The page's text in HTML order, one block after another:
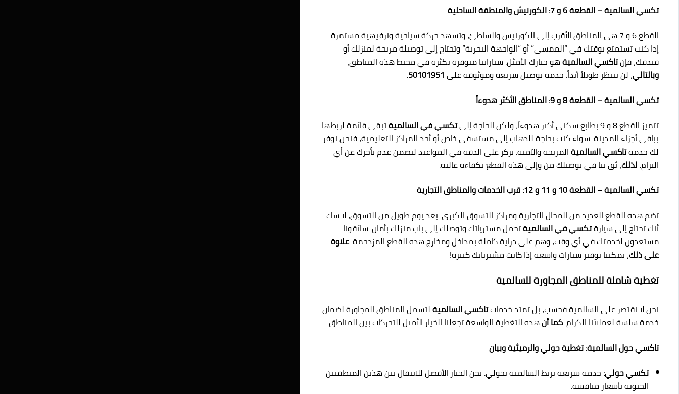
تكسي السالمية – القطعة 6 و 7: الكورنيش والمنطقة الساحلية
القطع 6 و 7 هي المناطق الأقرب إلى الكورنيش والشاطئ، وتشهد حركة سياحية وترفيهية مستمرة.
إذا كنت تستمتع بوقتك في “الممشى” أو “الواجهة البحرية” وتحتاج إلى توصيلة مريحة لمنزلك أو
فندقك، فإنتاكسي السالميةهو خيارك الأمثل. سياراتنا متوفرة بكثرة في محيط هذه المناطق،
وبالتالي، لن تنتظر طويلاً أبداً. خدمة توصيل سريعة وموثوقة على 50101951
.
تكسي السالمية – القطعة 8 و 9: المناطق الأكثر هدوءاً
تتميز القطع 8 و 9 بطابع سكني أكثر هدوءاً، ولكن الحاجة إلى
تكسي في السالميةتبقى قائمة لربطها
بباقي أجزاء المدينة. سواء كنت بحاجة للذهاب إلى مستشفى خاص أو أحد المراكز التعليمية، فنحن نوفر
لك خدمةتاكسي السالميةالمريحة والآمنة. نركز على الدقة في المواعيد لنضمن عدم تأخرك عن أي
التزام. لذلك، ثق بنا في توصيلك من وإلى هذه القطع بكفاءة عالية.
تكسي السالمية – القطعة 10 و 11 و 12: قرب الخدمات والمناطق التجارية
تضم هذه القطع العديد من المحال التجارية ومراكز التسوق الكبرى. بعد يوم طويل من التسوق، لا شك
أنك تحتاج إلى سيارةتكسي في السالميةتحمل مشترياتك وتوصلك إلى باب منزلك بأمان. سائقونا
مستعدون لخدمتك في أي وقت، وهم على دراية كاملة بمداخل ومخارج هذه القطع المزدحمة.علاوة
على ذلك، يمكننا توفير سيارات واسعة إذا كانت مشترياتك كبيرة!
تغطية شاملة للمناطق المجاورة للسالمية
نحن لا نقتصر على السالمية فحسب، بل تمتد خدماتتاكسي السالميةلتشمل المناطق المجاورة لضمان
خدمة سلسة لعملائنا الكرام.كما أنهذه التغطية الواسعة تجعلنا الخيار الأمثل للتحركات بين المناطق.
تاكسي حول السالمية: تغطية حولي والرميثية وبيان
تكسي حولي: خدمة سريعة تربط السالمية بحولي. نحن الخيار الأفضل للانتقال بين هذين المنطقتين
الحيوية بأسعار منافسة.